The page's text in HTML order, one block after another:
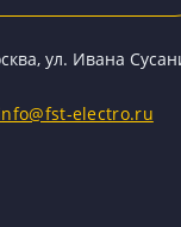
ул. Ивана
electro.ru